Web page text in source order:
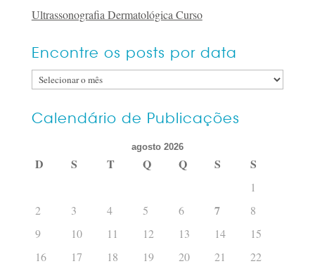
Ultrassonografia Dermatológica Curso
Encontre os posts por data
Encontre
posts
Calendário de Publicações
agosto 2026
D S T Q Q S S
1
2
3 4 5 6 7
8
9
10 11 12 13 14
15
16
17 18 19 20 21 22